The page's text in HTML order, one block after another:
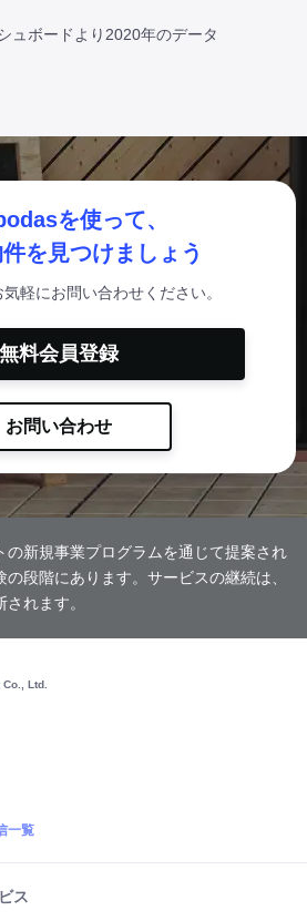
ュボードより2020年のデータ
を使って、
を見つけましょう
軽にお問い合わせください。
無料会員登録
お問い合わせ
の新規事業プログラムを通じて提案され
段階にあります。サービスの継続は、
れます。
Ltd.
一覧
ス